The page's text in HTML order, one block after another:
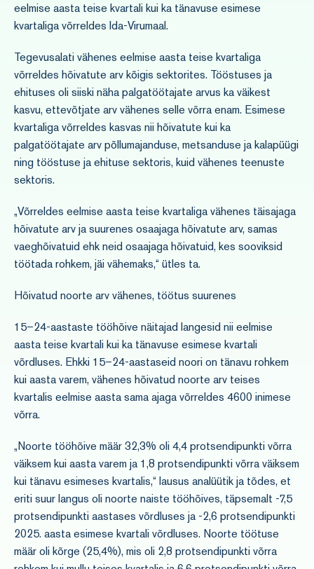
eelmise aasta teise kvartali kui ka tänavuse esimese
kvartaliga võrreldes Ida-Virumaal.
Tegevusalati vähenes eelmise aasta teise kvartaliga
võrreldes hõivatute arv kõigis sektorites. Tööstuses ja
ehituses oli siiski näha palgatöötajate arvus ka väikest
kasvu, ettevõtjate arv vähenes selle võrra enam. Esimese
kvartaliga võrreldes kasvas nii hõivatute kui ka
palgatöötajate arv põllumajanduse, metsanduse ja kalapüügi
ning tööstuse ja ehituse sektoris, kuid vähenes teenuste
sektoris.
„Võrreldes eelmise aasta teise kvartaliga vähenes täisajaga
hõivatute arv ja suurenes osaajaga hõivatute arv, samas
vaeghõivatuid ehk neid osaajaga hõivatuid, kes sooviksid
töötada rohkem, jäi vähemaks,“ ütles ta.
Hõivatud noorte arv vähenes, töötus suurenes
15–24-aastaste tööhõive näitajad langesid nii eelmise
aasta teise kvartali kui ka tänavuse esimese kvartali
võrdluses. Ehkki 15–24-aastaseid noori on tänavu rohkem
kui aasta varem, vähenes hõivatud noorte arv teises
kvartalis eelmise aasta sama ajaga võrreldes 4600 inimese
võrra.
„Noorte tööhõive määr 32,3% oli 4,4 protsendipunkti võrra
väiksem kui aasta varem ja 1,8 protsendipunkti võrra väiksem
kui tänavu esimeses kvartalis,“ lausus analüütik ja tõdes, et
eriti suur langus oli noorte naiste tööhõives, täpsemalt -7,5
protsendipunkti aastases võrdluses ja -2,6 protsendipunkti
2025. aasta esimese kvartali võrdluses. Noorte töötuse
määr oli kõrge (25,4%), mis oli 2,8 protsendipunkti võrra